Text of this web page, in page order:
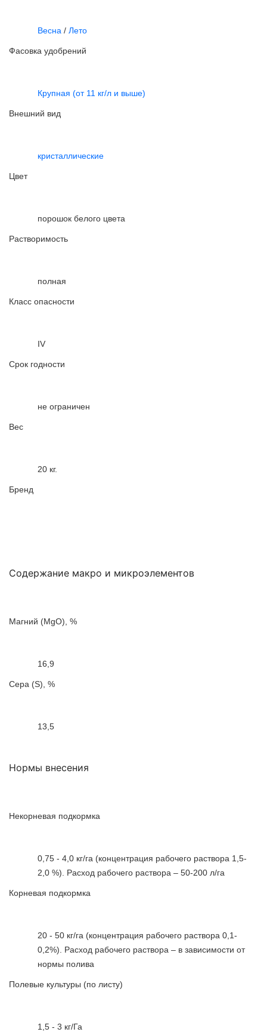
Весна / Лето
Фасовка удобрений
Крупная (от 11 кг/л и выше)
Внешний вид
кристаллические
Цвет
порошок белого цвета
Растворимость
полная
Класс опасности
IV
Срок годности
не ограничен
Вес
20 кг.
Бренд
Содержание макро и микроэлементов
Магний (MgO), %
16,9
Сера (S), %
13,5
Нормы внесения
Некорневая подкормка
0,75 - 4,0 кг/га (концентрация рабочего раствора 1,5-
2,0 %). Расход рабочего раствора – 50-200 л/га
Корневая подкормка
20 - 50 кг/га (концентрация рабочего раствора 0,1-
0,2%). Расход рабочего раствора – в зависимости от
нормы полива
Полевые культуры (по листу)
1,5 - 3 кг/Га